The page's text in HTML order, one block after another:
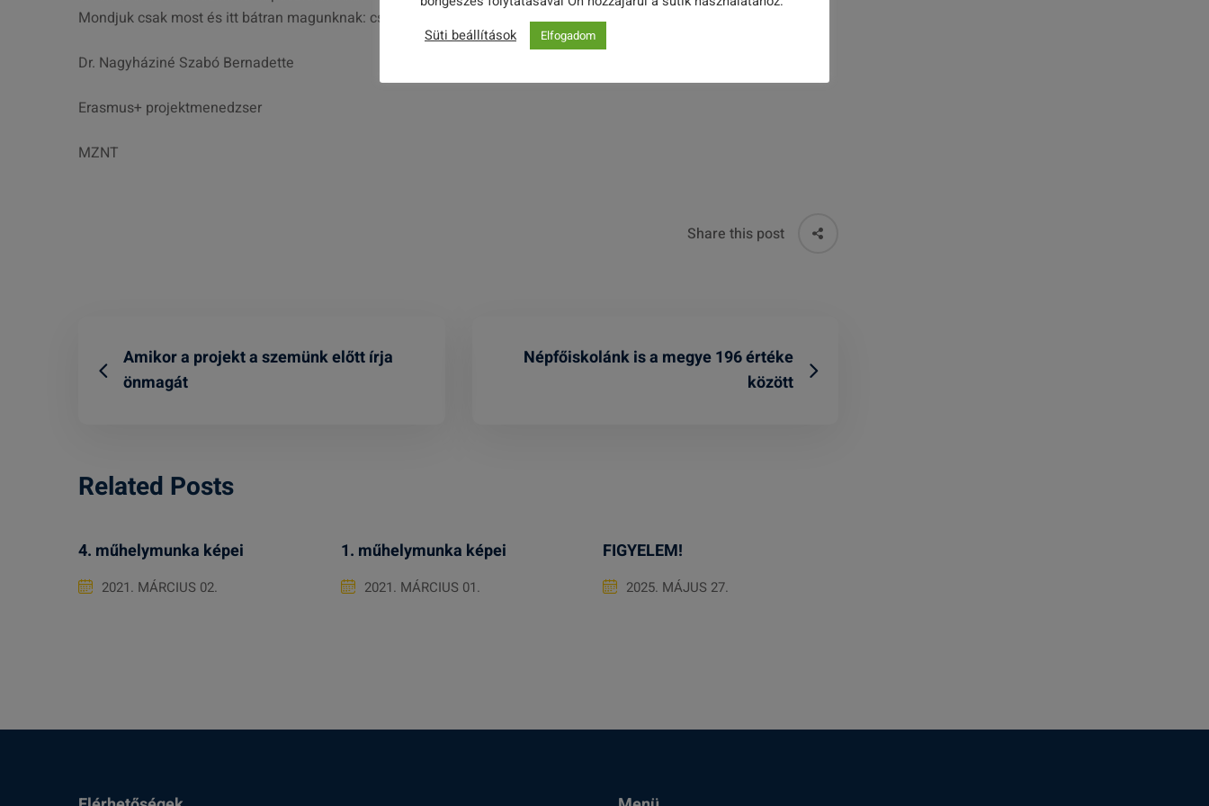
Mondjuk csak most és itt bátran magunknak: csak így tovább!
Dr. Nagyháziné Szabó Bernadette
Erasmus+ projektmenedzser
MZNT
Share this post
Amikor a projekt a szemünk előtt írja
önmagát
Népfőiskolánk is a megye 196 értéke
között
Related Posts
4. műhelymunka képei
2021. MÁRCIUS 02.
1. műhelymunka képei
2021. MÁRCIUS 01.
FIGYELEM!
2025. MÁJUS 27.
Süti beállítások
Elfogadom